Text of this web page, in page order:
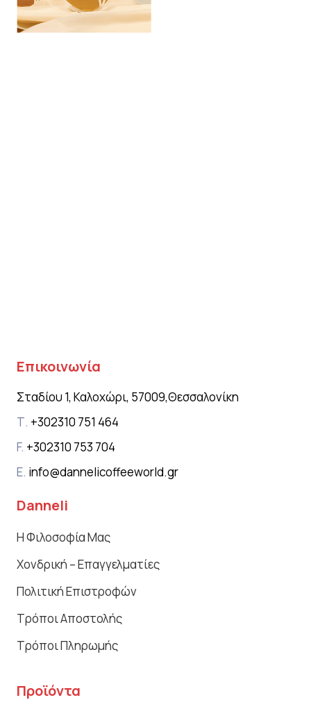
Επικοινωνία
Σταδίου 1, Καλοχώρι, 57009,Θεσσαλονίκη
Τ. +302310 751 464
F. +302310 753 704
E. info@dannelicoffeeworld.gr
Danneli
Η Φιλοσοφία Μας
Χονδρική – Επαγγελματίες
Πολιτική Επιστροφών
Τρόποι Αποστολής
Τρόποι Πληρωμής
Προϊόντα